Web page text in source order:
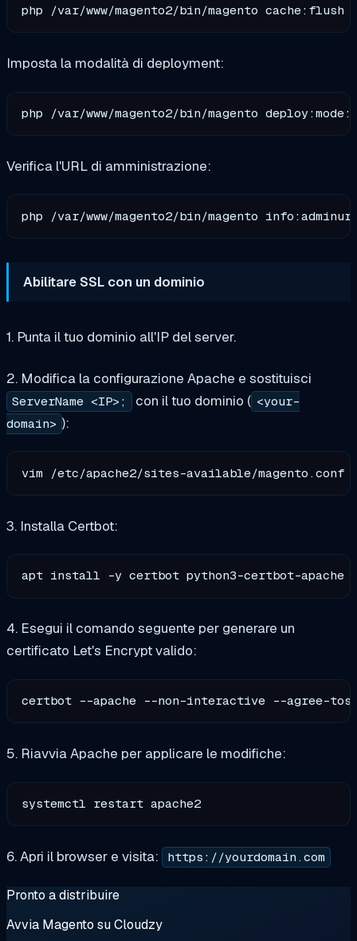
Imposta la modalità di deployment:
Verifica l'URL di amministrazione:
Abilitare SSL con un dominio
1. Punta il tuo dominio all'IP del server.
2. Modifica la configurazione Apache e sostituisci
ServerName <IP>; con il tuo dominio ( <your-
domain> ):
3. Installa Certbot:
4. Esegui il comando seguente per generare un
certificato Let's Encrypt valido:
certbot --apache --non-interactive --agree-
5. Riavvia Apache per applicare le modifiche:
6. Apri il browser e visita: https://yourdomain.com
Pronto a distribuire
Avvia Magento su Cloudzy